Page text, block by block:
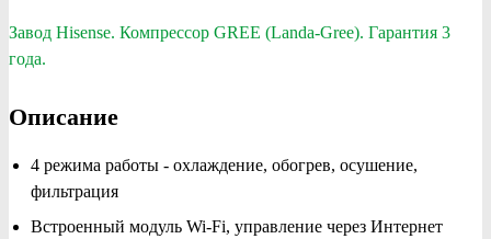
Завод Hisense. Компрессор GREE (Landa-Gree). Гарантия 3
года.
Описание
4 режима работы - охлаждение, обогрев, осушение,
фильтрация
Встроенный модуль Wi-Fi, управление через Интернет